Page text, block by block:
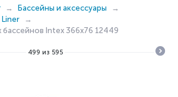
Бассейны и аксессуары
Liner
бассейнов Intex 366x76 12449
499 из 595